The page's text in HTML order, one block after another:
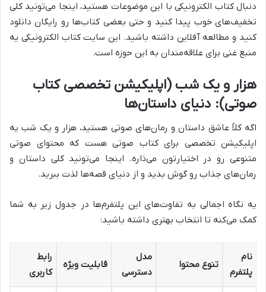
دنبال کتاب الکترونیکی با این موضوعات هستید، اینجا می‌تونید کلی
تخفیف‌های خوب پیدا کنید و حتی بعضی کتاب‌ها رو رایگان دانلود
کنید و مطالعه آفلاین داشته باشید. این سایت کتاب الکترونیکی یه
منبع غنی برای علاقه‌مندان به این حوزه است.
هزار و یک شب (اپلیکیشن تخصصی کتاب
صوتی): دنیای داستان‌ها
اگه کلاً عاشق داستان و رمان‌های صوتی هستید، هزار و یک شب یه
اپلیکیشن تخصصی برای کتاب صوتی هست که محتوای صوتی
متنوعی رو در اختیارتون می‌ذاره. اینجا می‌تونید کلی داستان و
رمان‌های جذاب رو گوش بدید و از دنیای قصه‌ها لذت ببرید.
یه نگاه اجمالی به تفاوت‌های این پلتفرم‌ها در جدول زیر به شما
کمک می‌کنه تا انتخاب بهتری داشته باشید:
نام
پلتفرم
تنوع محتوا
مدل
دسترسی
قابلیت ویژه
رابط
کاربری